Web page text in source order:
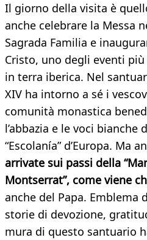
Il giorno della visita è
anche celebrare la Messa
Sagrada Familia e
Cristo, uno degli eventi
in terra iberica. Nel
XIV ha intorno a sé i
comunità monastica
l’abbazia e le voci bianche
“Escolanía” d’Europa. Ma
arrivate sui passi della
Montserrat”, come viene
anche del Papa. Emblema
storie di devozione,
mura di questo santuario